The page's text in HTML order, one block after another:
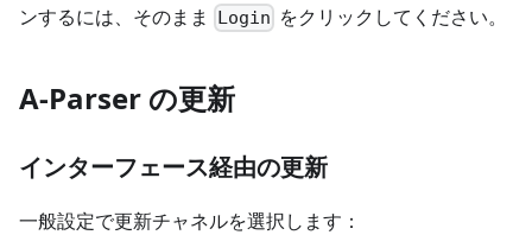
ンするには、そのまま
Login をクリックしてください。
A-Parser の更新
インターフェース経由の更新
一般設定で更新チャネルを選択します：